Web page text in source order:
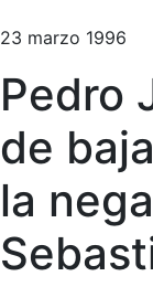
23 marzo 1996
Pedro
de
la